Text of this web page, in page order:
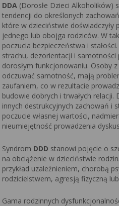
DDA (Dorosłe Dzieci
tendencji do określonych
które w dzieciństwie
jednego lub obojga rodziców. W
poczucia bezpieczeństwa i
strachu, dezorientacji i
dorosłym funkcjonowaniu. Osoby
odczuwać samotność, mają
zaufaniem, co w rezultacie
budowie dobrych i trwałych
innych destrukcyjnych zachowań i
poczucie własnej wartości,
nieumiejętność prowadzenia
Syndrom DDD stanowi pojęcie o
na obciążenie w dzieciństwie
przykład uzależnieniem, chorobą
rodzicielstwem, agresją fizyczną
Gama rodzinnych